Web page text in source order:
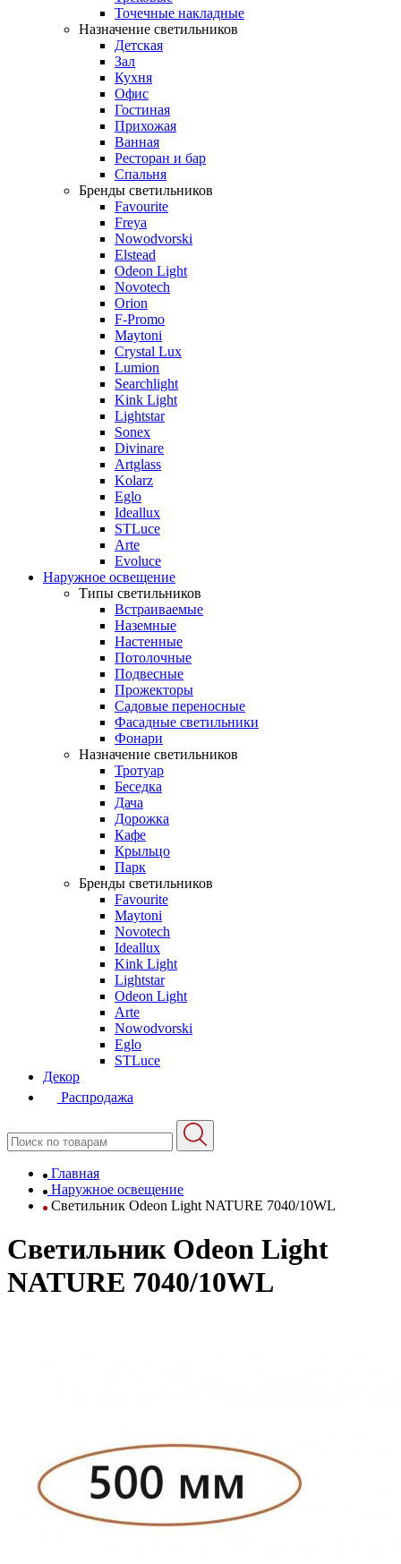
Точечные накладные
Назначение светильников
Детская
Зал
Кухня
Офис
Гостиная
Прихожая
Ванная
Ресторан и бар
Спальня
Бренды светильников
Favourite
Freya
Nowodvorski
Elstead
Odeon Light
Novotech
Orion
F-Promo
Maytoni
Crystal Lux
Lumion
Searchlight
Kink Light
Lightstar
Sonex
Divinare
Artglass
Kolarz
Eglo
Ideallux
STLuce
Arte
Evoluce
Наружное освещение
Типы светильников
Встраиваемые
Наземные
Настенные
Потолочные
Подвесные
Прожекторы
Садовые переносные
Фасадные светильники
Фонари
Назначение светильников
Тротуар
Беседка
Дача
Дорожка
Кафе
Крыльцо
Парк
Бренды светильников
Favourite
Maytoni
Novotech
Ideallux
Kink Light
Lightstar
Odeon Light
Arte
Nowodvorski
Eglo
STLuce
Декор
Распродажа
Главная
Наружное освещение
Светильник Odeon Light NATURE 7040/10WL
Светильник Odeon Light
NATURE 7040/10WL